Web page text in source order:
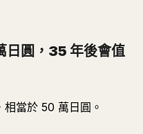
日圓，35 年後會值
當於 50 萬日圓。